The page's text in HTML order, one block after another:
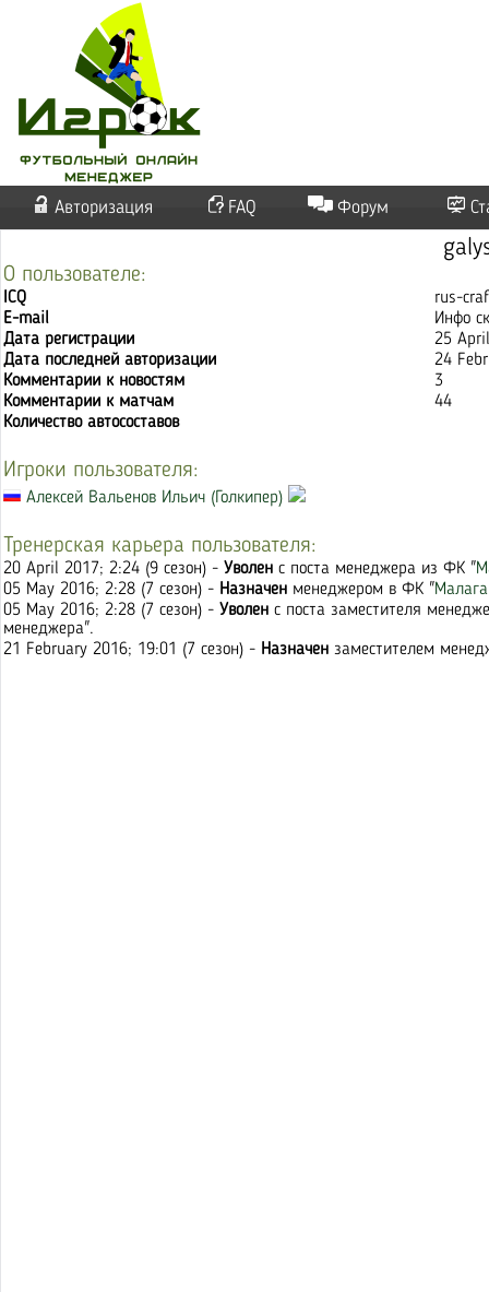
Авторизация FAQ Форум
О пользователе:
ICQ
rus-
E-mail
Инфо
Дата регистрации
25
Дата последней авторизации
24
Комментарии к новостям
3
Комментарии к матчам
44
Количество автосоставов
Игроки пользователя:
Алексей Вальенов Ильич (Голкипер)
Тренерская карьера пользователя:
20 April 2017; 2:24 (9 сезон) - Уволен с поста менеджера из ФК "
05 May 2016; 2:28 (7 сезон) - Назначен менеджером в ФК "Малага
05 May 2016; 2:28 (7 сезон) - Уволен с поста заместителя
менеджера".
21 February 2016; 19:01 (7 сезон) - Назначен заместителем